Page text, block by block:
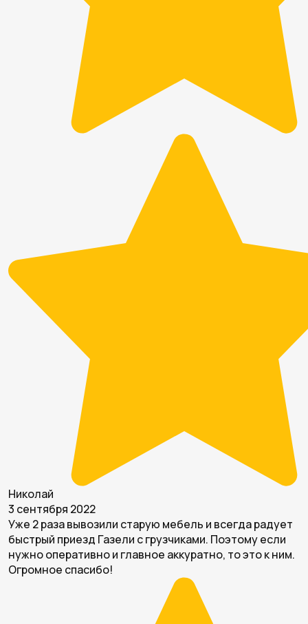
Николай
3 сентября 2022
Уже 2 раза вывозили старую мебель и всегда радует
быстрый приезд Газели с грузчиками. Поэтому если
нужно оперативно и главное аккуратно, то это к ним.
Огромное спасибо!